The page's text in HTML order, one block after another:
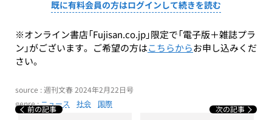
既に有料会員の方はログインして続きを読む
※オンライン書店「Fujisan.co.jp」限定で「電子版＋雑誌プラ
ン」がございます。ご希望の方はこちらからお申し込みくだ
さい。
source : 週刊文春 2024年2月22日号
genre :ニュース 社会 国際
前の記事 次の記事